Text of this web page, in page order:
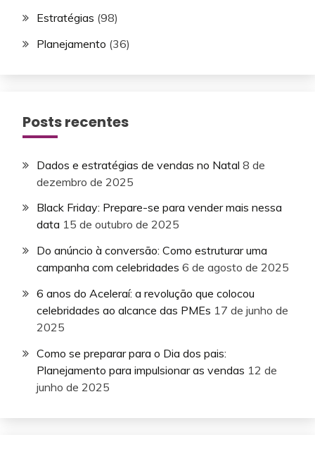
Estratégias (98)
Planejamento (36)
Posts recentes
Dados e estratégias de vendas no Natal 8 de
dezembro de 2025
Black Friday: Prepare-se para vender mais nessa
data 15 de outubro de 2025
Do anúncio à conversão: Como estruturar uma
campanha com celebridades 6 de agosto de 2025
6 anos do Aceleraí: a revolução que colocou
celebridades ao alcance das PMEs 17 de junho de
2025
Como se preparar para o Dia dos pais:
Planejamento para impulsionar as vendas 12 de
junho de 2025